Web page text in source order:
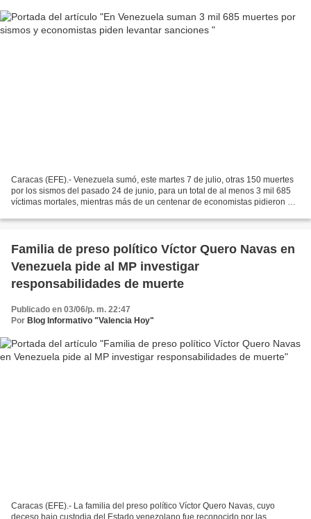
Caracas (EFE).- Venezuela sumó, este martes 7 de julio, otras 150 muertes
por los sismos del pasado 24 de junio, para un total de al menos 3 mil 685
víctimas mortales, mientras más de un centenar de economistas pidieron a
Familia de preso político Víctor Quero Navas en
Venezuela pide al MP investigar
responsabilidades de muerte
Publicado en 03/06/p. m. 22:47
Por Blog Informativo "Valencia Hoy"
Caracas (EFE).- La familia del preso político Víctor Quero Navas, cuyo
deceso bajo custodia del Estado venezolano fue reconocido por las